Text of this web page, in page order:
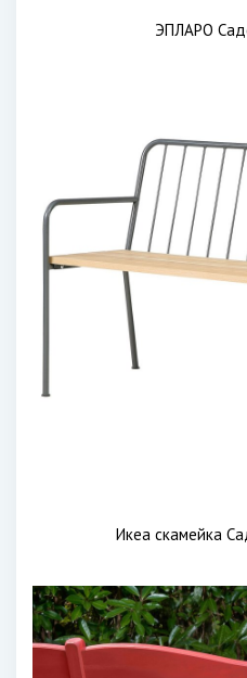
ЭПЛАРО
Икеа скамейка